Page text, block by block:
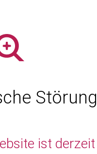
Störung
ist derzeit